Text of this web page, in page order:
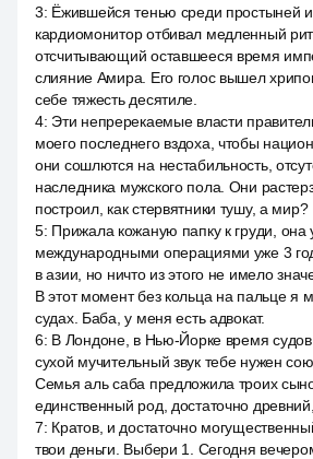
3: Ёжившейся тенью среди простыней
кардиомонитор отбивал медленный
отсчитывающий оставшееся время
слияние Амира. Его голос вышел
себе тяжесть десятиле.
4: Эти непререкаемые власти
моего последнего вздоха, чтобы
они сошлются на нестабильность,
наследника мужского пола. Они
построил, как стервятники тушу, а мир?
5: Прижала кожаную папку к груди, она
международными операциями уже 3
в азии, но ничто из этого не имело
В этот момент без кольца на пальце я
судах. Баба, у меня есть адвокат.
6: В Лондоне, в Нью-Йорке время
сухой мучительный звук тебе нужен
Семья аль саба предложила троих
единственный род, достаточно древний,
7: Кратов, и достаточно
твои деньги. Выбери 1. Сегодня